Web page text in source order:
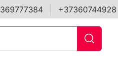
+37360744928